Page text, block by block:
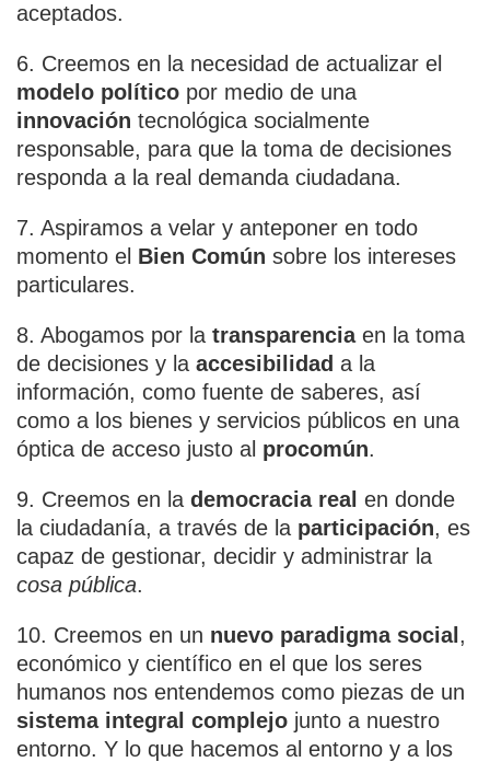
aceptados.
6. Creemos en la necesidad de actualizar el
modelo político por medio de una
innovación tecnológica socialmente
responsable, para que la toma de decisiones
responda a la real demanda ciudadana.
7. Aspiramos a velar y anteponer en todo
momento el Bien Común sobre los intereses
particulares.
8. Abogamos por la transparenciaen la toma
de decisiones y la accesibilidad a la
información, como fuente de saberes, así
como a los bienes y servicios públicos en una
óptica de acceso justo al procomún.
9. Creemos en la democracia real en donde
la ciudadanía, a través de la participación, es
capaz de gestionar, decidir y administrar la
cosa pública.
10. Creemos en un nuevo paradigma social ,
económico y científico en el que los seres
humanos nos entendemos como piezas de un
sistema integral complejo junto a nuestro
entorno. Y lo que hacemos al entorno y a los